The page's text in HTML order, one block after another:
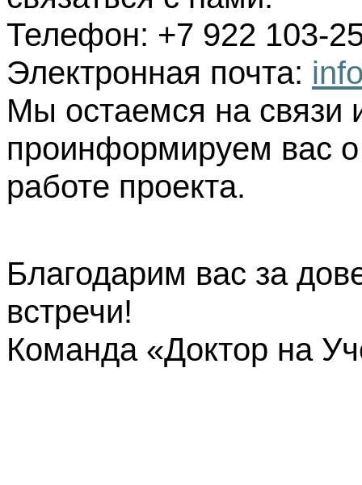
Телефон: +7 922 103-
Электронная почта:
Мы остаемся на связи
проинформируем вас
работе проекта.
Благодарим вас за
встречи!
Команда «Доктор на